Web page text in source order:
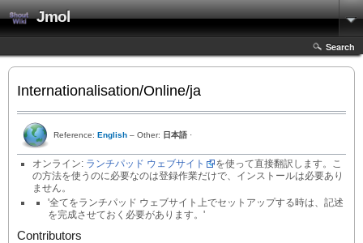
Jmol
Search
Internationalisation/Online/ja
Reference: English – Other: 日本語 ·
オンライン: ランチパッド ウェブサイト
を使って直接翻訳します。こ
の方法を使うのに必要なのは登録作業だけで、インストールは必要あり
ません。
'全てをランチパッド ウェブサイト上でセットアップする時は、記述
を完成させておく必要があります。'
Contributors